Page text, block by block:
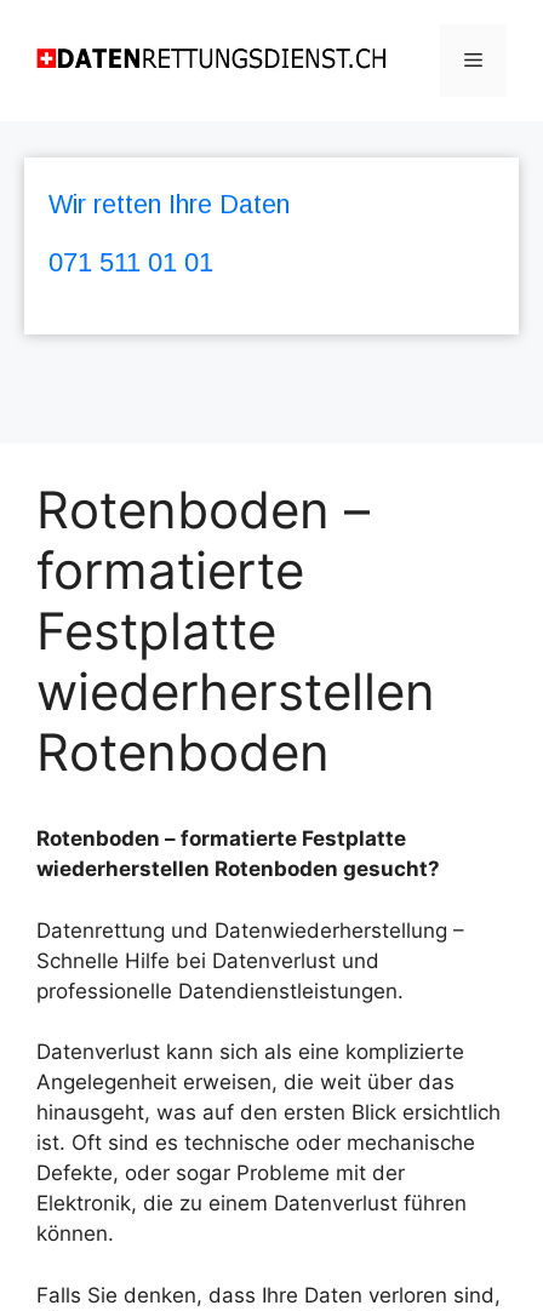
Wir retten Ihre Daten
071 511 01 01
Rotenboden –
formatierte
Festplatte
wiederherstellen
Rotenboden
Rotenboden – formatierte Festplatte
wiederherstellen Rotenboden gesucht?
Datenrettung und Datenwiederherstellung –
Schnelle Hilfe bei Datenverlust und
professionelle Datendienstleistungen.
Datenverlust kann sich als eine komplizierte
Angelegenheit erweisen, die weit über das
hinausgeht, was auf den ersten Blick ersichtlich
ist. Oft sind es technische oder mechanische
Defekte, oder sogar Probleme mit der
Elektronik, die zu einem Datenverlust führen
können.
Falls Sie denken, dass Ihre Daten verloren sind,